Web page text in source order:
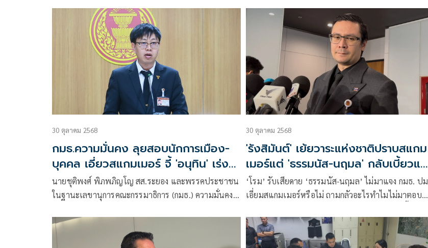
คุมเกมเอง ซัด ”ธรรมนัส-ชนนพัฒฐ์“ ถ้าใสจริง ไม่แป้ง
ไม่เทา ใช้โอกาสแจงให้ชัด หากไม่ใส ควรมีคนติดคุก
30 ตุลาคม 2568
กมธ.ความมั่นคง ลุยสอบนักการเมือง-
บุคคล เอี่ยวสแกมเมอร์ จี้ 'อนุทิน' เร่ง
สร้างความกระจ่าง
นายชุติพงศ์ พิภพภิญโญ สส.ระยอง และพรรคประชาชน
ในฐานะเลขานุการคณะกรรมาธิการ (กมธ.) ความมั่นคง
ปฏิรูปประเทศ สภาผู้แทนราษฎร แถลงผลการประชุ
มกมธ. ว่า
30 ตุลาคม 2568
'รังสิมันต์' เย้ยวาระแห่งชาติปราบสแกม
เมอร์แต่ 'ธรรมนัส-นฤมล' กลับเบี้ยวแจง
กมธ.
‘โรม’ รับเสียดาย ‘ธรรมนัส-นฤมล’ ไม่มาแจง กมธ. ปม
เอี่ยมสแกมเมอร์หรือไม่ ถามกลัวอะไรทำไมไม่มาตอบ
เมือง ช. มีหลายคน